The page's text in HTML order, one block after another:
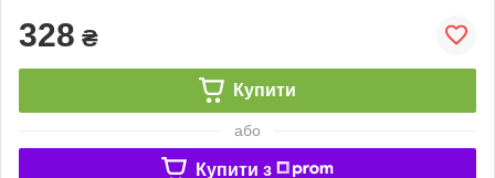
328 ₴
Купити
або
Купити з